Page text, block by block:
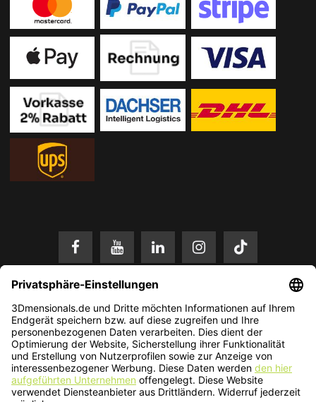
* Alle Preise in EUR inkl. gesetzl. Mehrwertsteuer zzgl. Versandkosten.
Änderungen und Irrtümer vorbehalten. Nur solange der Vorrat reicht.
© 2026 3Dmensionals / PONTIALIS GmbH & Co. KG - All Rights Reserved.​
Kundenbewertung